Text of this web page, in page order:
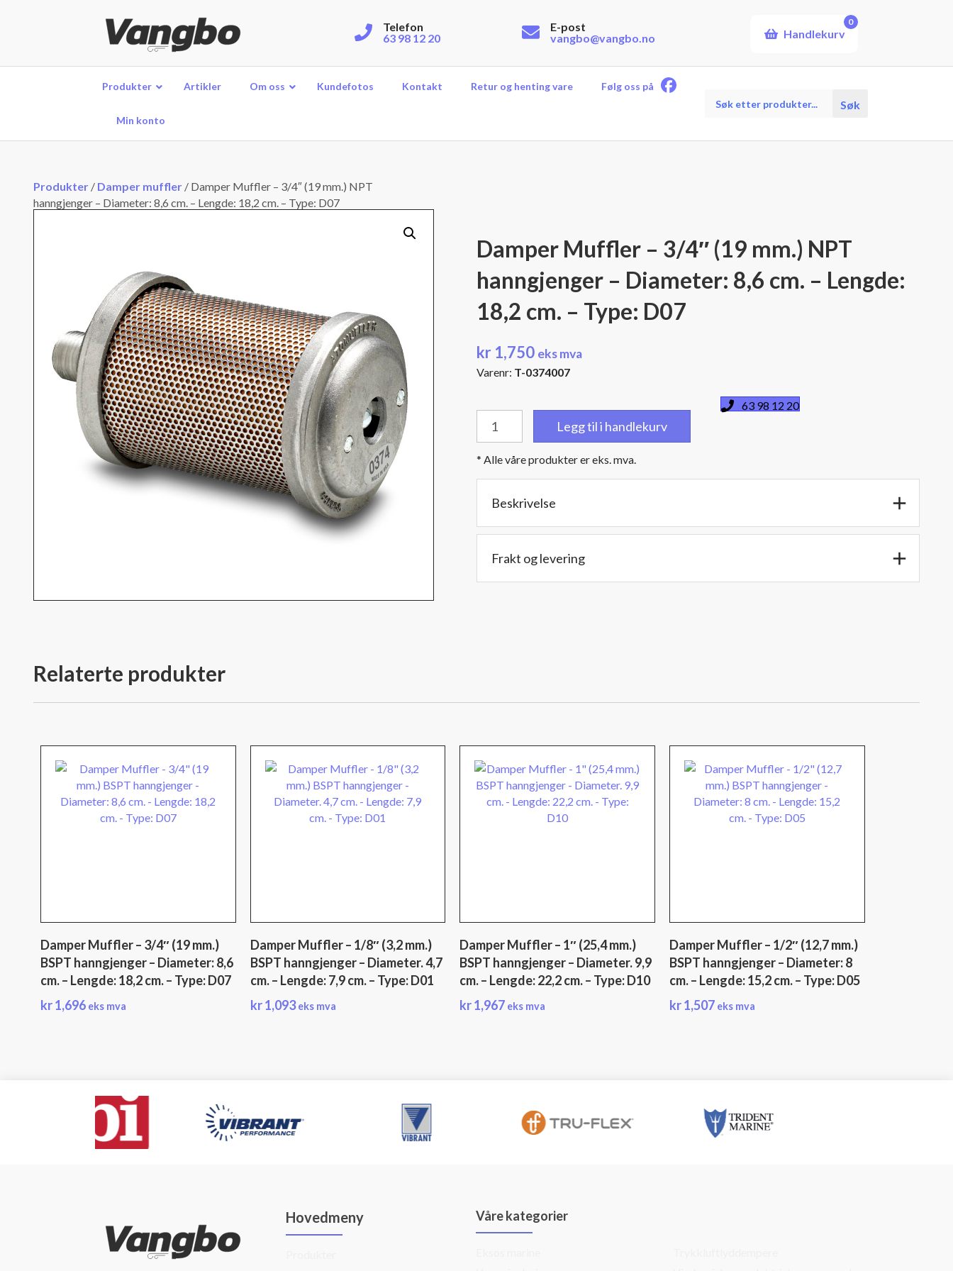
Telefon
63 98 12 20
E-post
vangbo@vangbo.no
Handlekurv
0
Produkter Artikler Om oss Kundefotos Kontakt Retur og henting vare Følg oss på
Min konto
search
Søk
Produkter / Damper muffler / Damper Muffler – 3/4″ (19 mm.) NPT
hanngjenger – Diameter: 8,6 cm. – Lengde: 18,2 cm. – Type: D07
Damper Muffler – 3/4″ (19 mm.) NPT
hanngjenger – Diameter: 8,6 cm. – Lengde:
18,2 cm. – Type: D07
kr 1,750 eks mva
Varenr: T-0374007
Muffler
3/4"
(19
mm.)
hanngjenger
Diameter:
8,6
Legg til i handlekurv
* Alle våre produkter er eks. mva.
63 98 12 20
Beskrivelse
Frakt og levering
Relaterte produkter
Damper Muffler – 3/4″ (19 mm.)
BSPT hanngjenger – Diameter: 8,6
cm. – Lengde: 18,2 cm. – Type: D07
kr1,696 eks mva
Damper Muffler – 1/8″ (3,2 mm.)
BSPT hanngjenger – Diameter. 4,7
cm. – Lengde: 7,9 cm. – Type: D01
kr1,093 eks mva
Damper Muffler – 1″ (25,4 mm.)
BSPT hanngjenger – Diameter. 9,9
cm. – Lengde: 22,2 cm. – Type: D10
kr1,967 eks mva
Damper Muffler – 1/2″ (12,7 mm.)
BSPT hanngjenger – Diameter: 8
cm. – Lengde: 15,2 cm. – Type: D05
kr1,507 eks mva
Hovedmeny Våre kategorier